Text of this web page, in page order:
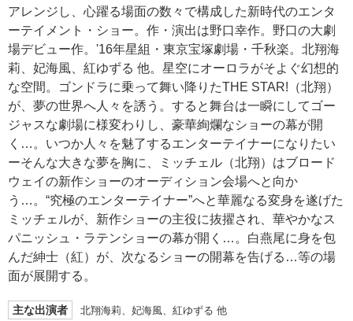
アレンジし、心躍る場面の数々で構成した新時代のエンタ
ーテイメント・ショー。作・演出は野口幸作。野口の大劇
場デビュー作。'16年星組・東京宝塚劇場・千秋楽。北翔海
莉、妃海風、紅ゆずる 他。星空にオーロラがそよぐ幻想的
な空間。ゴンドラに乗って舞い降りたTHE STAR!（北翔）
が、夢の世界へ人々を誘う。すると舞台は一瞬にしてゴー
ジャスな劇場に様変わりし、豪華絢爛なショーの幕が開
く…。いつか人々を魅了するエンターテイナーになりたい
ーそんな大きな夢を胸に、ミッチェル（北翔）はブロード
ウェイの新作ショーのオーディション会場へと向か
う…。“究極のエンターテイナー”へと華麗なる変身を遂げた
ミッチェルが、新作ショーの主役に抜擢され、華やかなス
パニッシュ・ラテンショーの幕が開く…。白燕尾に身を包
んだ紳士（紅）が、次なるショーの開幕を告げる…等の場
面が展開する。
主な出演者 北翔海莉、妃海風、紅ゆずる 他